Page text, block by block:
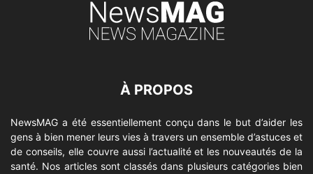
À PROPOS
NewsMAG a été essentiellement conçu dans le but d’aider les
gens à bien mener leurs vies à travers un ensemble d’astuces et
de conseils, elle couvre aussi l’actualité et les nouveautés de la
santé. Nos articles sont classés dans plusieurs catégories bien